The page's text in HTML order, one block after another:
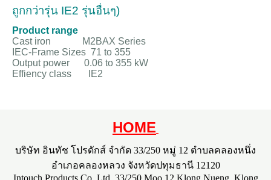
ถูกกว่ารุ่น IE2 รุ่นอื่นๆ)
Product range
Cast iron M2BAX Series
IEC-Frame Sizes 71 to 355
Output power 0.06 to 355 kW
Effiency class IE2
HOME
บริษัท อินทัช โปรดักส์ จำกัด 33/250 หมู่ 12 ตำบลคลองหนึ่ง
อำเภอคลองหลวง จังหวัดปทุมธานี 12120
Intouch Products Co.,Ltd. 33/250 Moo 12 Klong Nueng, Klong